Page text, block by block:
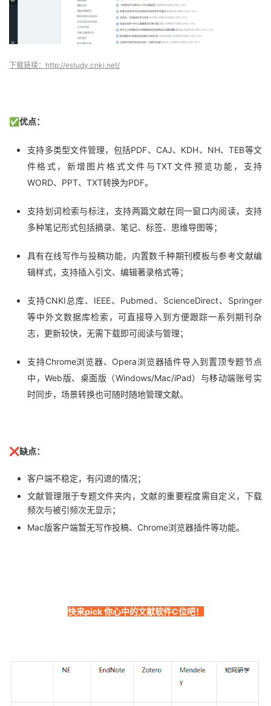
下载链接：http://estudy.cnki.net/
✅优点：
支持多类型文件管理，包括PDF、CAJ、KDH、NH、TEB等文
件格式，新增图片格式文件与TXT文件预览功能，支持
WORD、PPT、TXT转换为PDF。
支持划词检索与标注，支持两篇文献在同一窗口内阅读，支持
多种笔记形式包括摘录、笔记、标签、思维导图等；
具有在线写作与投稿功能，内置数千种期刊模板与参考文献编
辑样式，支持插入引文、编辑著录格式等；
支持CNKI总库、IEEE、Pubmed、ScienceDirect、Springer
等中外文数据库检索，可直接导入到方便跟踪一系列期刊杂
志，更新较快，无需下载即可阅读与管理；
支持Chrome浏览器、Opera浏览器插件导入到置顶专题节点
中，Web版、桌面版（Windows/Mac/iPad）与移动端账号实
时同步，场景转换也可随时随地管理文献。
❌缺点：
客户端不稳定，有闪退的情况；
文献管理限于专题文件夹内，文献的重要程度需自定义，下载
频次与被引频次无显示；
Mac版客户端暂无写作投稿、Chrome浏览器插件等功能。
快来pick 你心中的文献软件C位吧！